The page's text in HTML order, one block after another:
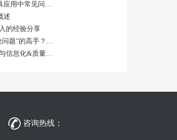
第39节课：五大核心工具应用中常见问题与对策
述
的经验分享
​第30节课-如何成为“解决问题”的高手？（上篇）
第40节课-企业的数字化与信息化&质量如何做
 咨询热线：